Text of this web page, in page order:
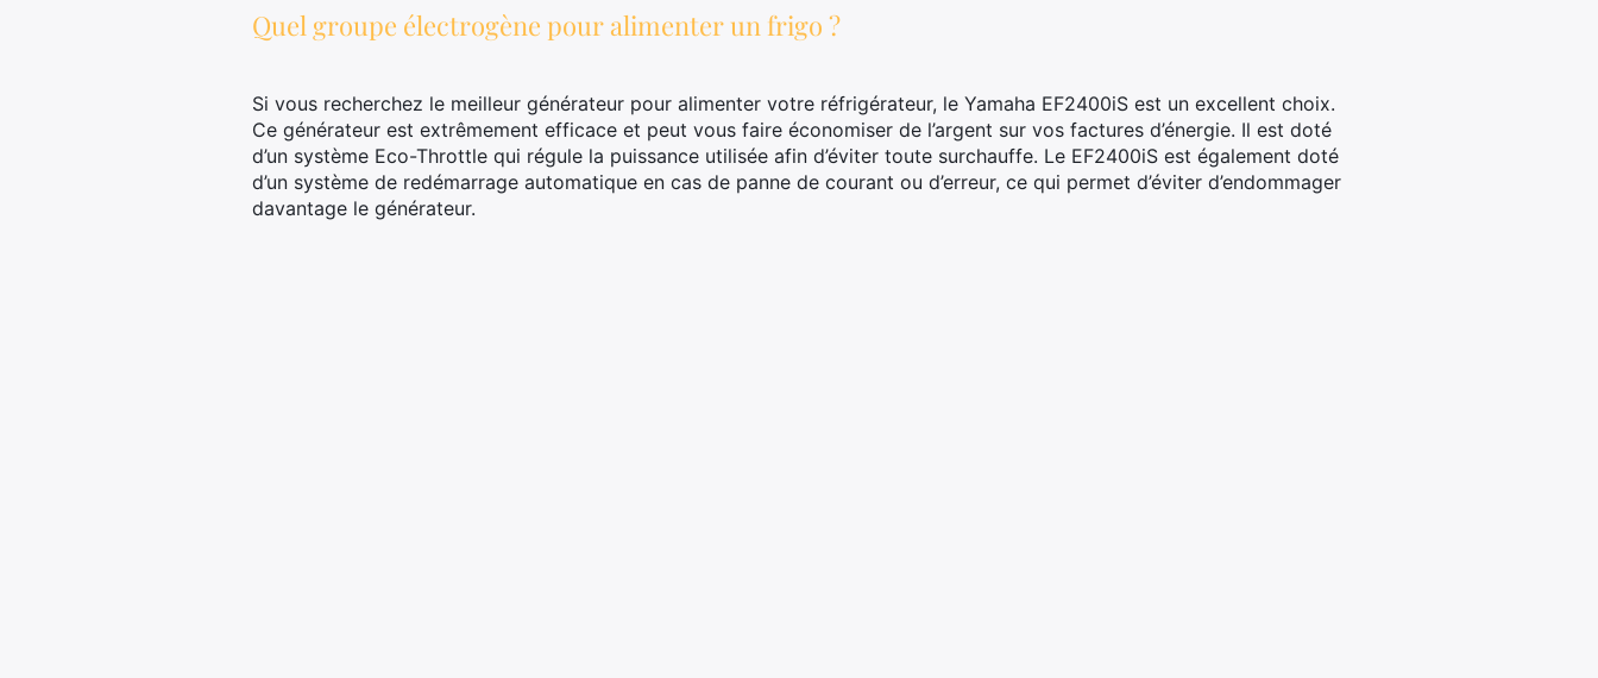
Quel groupe électrogène pour alimenter un frigo ?
Si vous recherchez le meilleur générateur pour alimenter votre réfrigérateur, le Yamaha EF2400iS est un excellent choix.
Ce générateur est extrêmement efficace et peut vous faire économiser de l’argent sur vos factures d’énergie. Il est doté
d’un système Eco-Throttle qui régule la puissance utilisée afin d’éviter toute surchauffe. Le EF2400iS est également doté
d’un système de redémarrage automatique en cas de panne de courant ou d’erreur, ce qui permet d’éviter d’endommager
davantage le générateur.